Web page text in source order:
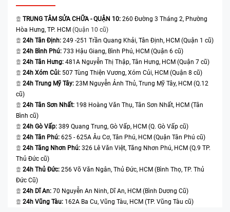
TRUNG TÂM SỬA CHỮA - QUẬN 10: 260 Đường 3 Tháng 2, Phường
Hòa Hưng, TP. HCM (Quận 10 cũ)
24h Tân Định: 249 -251 Trần Quang Khải, Tân Định, HCM (Quận 1 cũ)
24h Bình Phú: 733 Hậu Giang, Bình Phú, HCM (Quận 6 cũ)
24h Tân Hưng: 481A Nguyễn Thị Thập, Tân Hưng, HCM (Quận 7 cũ)
24h Xóm Củi: 507 Tùng Thiện Vương, Xóm Củi, HCM (Quận 8 cũ)
24h Trung Mỹ Tây: 23M Nguyễn Ảnh Thủ, Trung Mỹ Tây, HCM (Q.12
cũ)
24h Tân Sơn Nhất: 198 Hoàng Văn Thụ, Tân Sơn Nhất, HCM (Tân
Bình cũ)
24h Gò Vấp: 389 Quang Trung, Gò Vấp, HCM (Q. Gò Vấp cũ)
24h Tân Phú: 625 - 625A Âu Cơ, Tân Phú, HCM (Quận Tân Phú cũ)
24h Tăng Nhơn Phú: 326 Lê Văn Việt, Tăng Nhơn Phú, HCM (Q.9 TP.
Thủ Đức cũ)
24h Thủ Đức: 256 Võ Văn Ngân, Thủ Đức, HCM (Bình Thọ, TP. Thủ
Đức Cũ)
24h Dĩ An: 70 Nguyễn An Ninh, Dĩ An, HCM (Bình Dương Cũ)
24h Vũng Tàu: 162A Ba Cu, Vũng Tàu, HCM (TP. Vũng Tàu cũ)